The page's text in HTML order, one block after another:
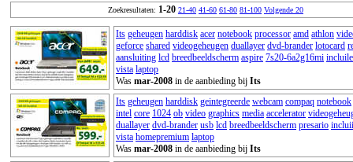
Zoekresultaten: 1-20 21-40 41-60 61-80 81-100 Volgende 20
Its geheugen harddisk acer notebook processor amd athlon
geforce shared videogeheugen duallayer dvd-brander lotocard
aansluiting lcd breedbeeldscherm aspire 7s20-6a2g16mi
vista laptop
Was mar-2008 in de aanbieding bij Its
Its geheugen harddisk geintegreerde webcam compaq notebook
intel core 1024 ob video graphics media accelerator
duallayer dvd-brander usb lcd breedbeeldscherm presario
vista homepremium laptop
Was mar-2008 in de aanbieding bij Its